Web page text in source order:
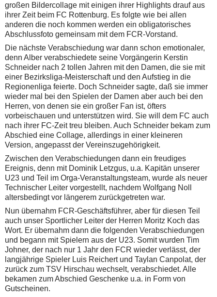
großen Bildercollage mit einigen ihrer Highlights drauf aus
ihrer Zeit beim FC Rottenburg. Es folgte wie bei allen
anderen die noch kommen werden ein obligatorisches
Abschlussfoto gemeinsam mit dem FCR-Vorstand.
Die nächste Verabschiedung war dann schon emotionaler,
denn Alber verabschiedete seine Vorgängerin Kerstin
Schneider nach 2 tollen Jahren mit den Damen, die sie mit
einer Bezirksliga-Meisterschaft und den Aufstieg in die
Regionenliga feierte. Doch Schneider sagte, daß sie immer
wieder mal bei den Spielen der Damen aber auch bei den
Herren, von denen sie ein großer Fan ist, öfters
vorbeischauen und unterstützen wird. Sie will dem FC auch
nach ihrer FC-Zeit treu bleiben. Auch Schneider bekam zum
Abschied eine Collage, allerdings in einer kleineren
Version, angepasst der Vereinszugehörigkeit.
Zwischen den Verabschiedungen dann ein freudiges
Ereignis, denn mit Dominik Letzgus, u.a. Kapitän unserer
U23 und Teil im Orga-Veranstaltungsteam, wurde als neuer
Technischer Leiter vorgestellt, nachdem Wolfgang Noll
altersbedingt vor längerem zurückgetreten war.
Nun übernahm FCR-Geschäftsführer, aber für diesen Teil
auch unser Sportlicher Leiter der Herren Moritz Koch das
Wort. Er übernahm dann die folgenden Verabschiedungen
und begann mit Spielern aus der U23. Somit wurden Tim
Johner, der nach nur 1 Jahr den FCR wieder verlässt, der
langjährige Spieler Luis Reichert und Taylan Canpolat, der
zurück zum TSV Hirschau wechselt, verabschiedet. Alle
bekamen zum Abschied Geschenke u.a. in Form von
Gutscheinen.